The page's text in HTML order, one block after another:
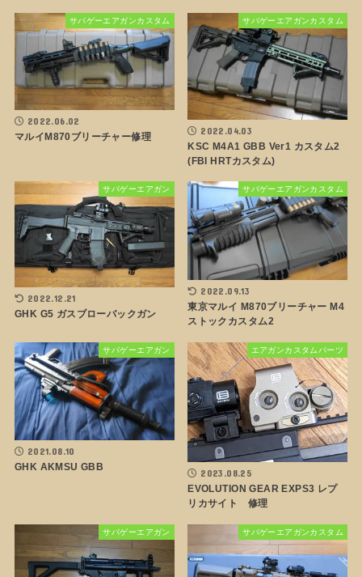
サバゲーエアガンカスタム
2022.06.02
マルイM870ブリーチャー修理
サバゲーエアガンカスタム
2022.04.03
KSC M4A1 GBB Ver1 カスタム2
(FBI HRTカスタム)
サバゲーエアガン
2022.12.21
GHK G5 ガスブローバックガン
サバゲーエアガンカスタム
2022.09.13
東京マルイ M870ブリーチャー M4
ストックカスタム2
サバゲーエアガン
2021.08.10
GHK AKMSU GBB
エアガンカスタムパーツ
2023.08.25
EVOLUTION GEAR EXPS3 レプ
リカサイト 修理
サバゲーエアガン サバゲーエアガンカスタム